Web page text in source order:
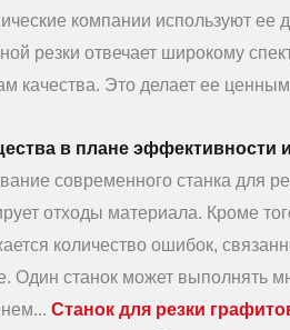
компании используют ее
резки отвечает широкому
качества. Это делает ее
в плане эффективности
современного станка для
отходы материала. Кроме
количество ошибок,
Один станок может выполнять
Станок для резки